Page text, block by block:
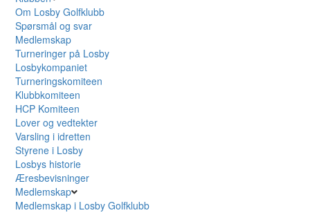
Om Losby Golfklubb
Spørsmål og svar
Medlemskap
Turneringer på Losby
Losbykompaniet
Turneringskomiteen
Klubbkomiteen
HCP Komiteen
Lover og vedtekter
Varsling i idretten
Styrene i Losby
Losbys historie
Æresbevisninger
Medlemskap
Medlemskap i Losby Golfklubb